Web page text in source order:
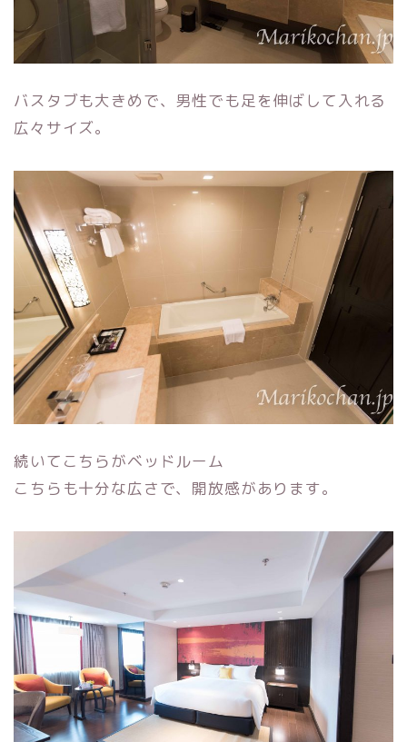
バスタブも大きめで、男性でも足を伸ばして入れる
広々サイズ。
続いてこちらがベッドルーム
こちらも十分な広さで、開放感があります。